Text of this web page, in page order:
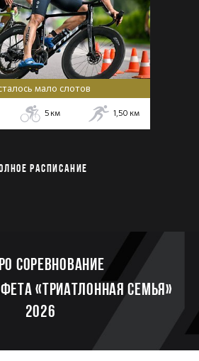
мало слотов
5 км 1,50 км
РАСПИСАНИЕ
соревнование
«Триатлонная семья»
2026